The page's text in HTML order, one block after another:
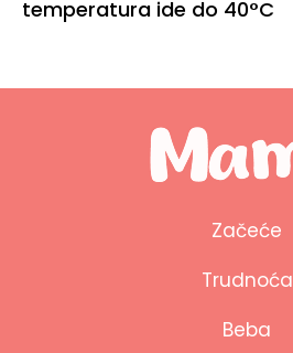
temperatura ide do 40°C
Začeće
Trudnoća
Beba